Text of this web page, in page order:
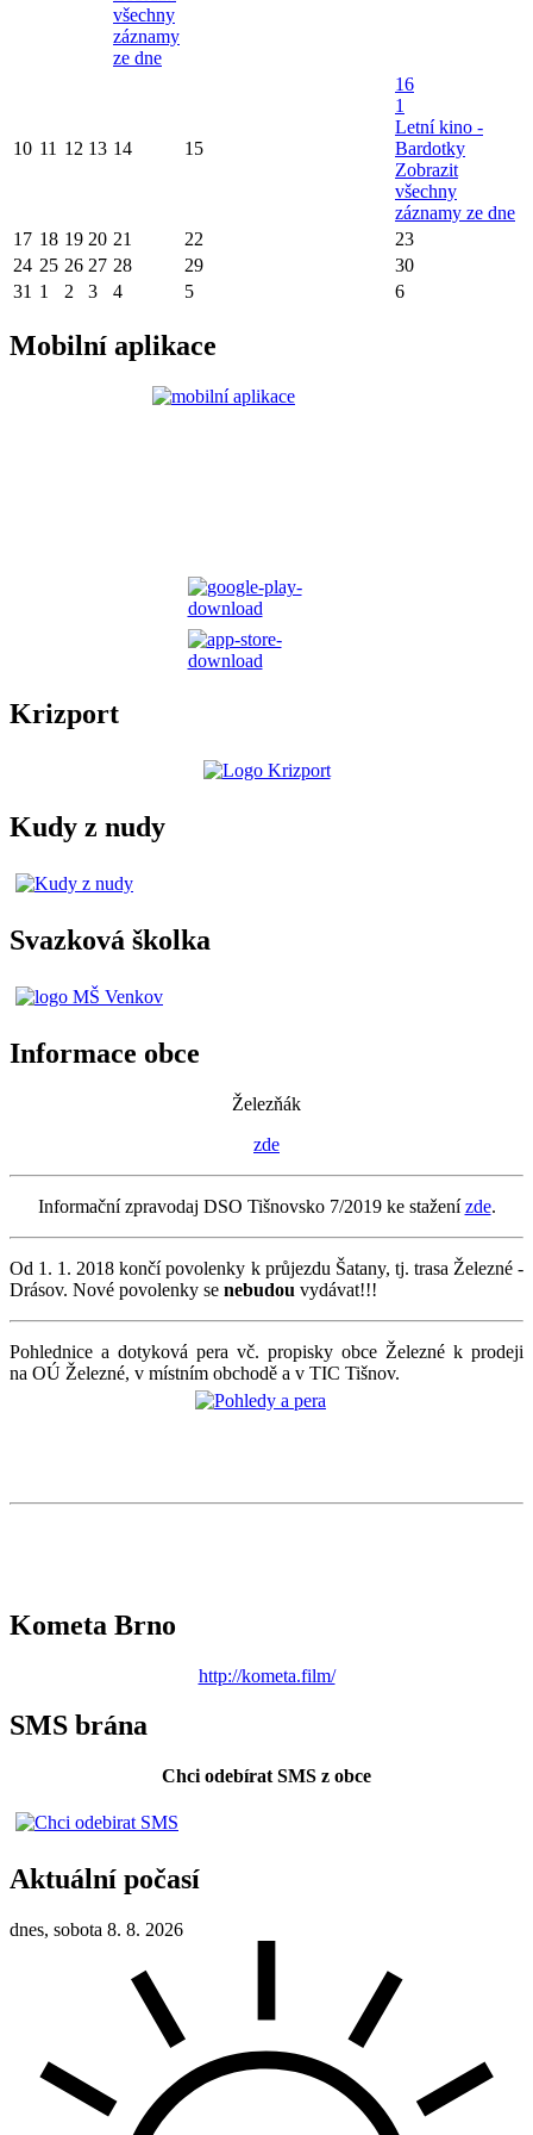
všechny
záznamy
ze dne
10 11 12 13 14 15
16
1
Letní kino -
Bardotky
Zobrazit
všechny
záznamy ze dne
17 18 19 20 21 22
23
24 25 26 27 28 29
30
31 1 2 3 4 5 6
Mobilní aplikace
Krizport
Kudy z nudy
Svazková školka
Informace obce
Železňák
zde
Informační zpravodaj DSO Tišnovsko 7/2019 ke staženízde.
Od 1. 1. 2018 končí povolenky k průjezdu Šatany, tj. trasa Železné -
Drásov. Nové povolenky se nebudou vydávat!!!
Pohlednice a dotyková pera vč. propisky obce Železné k prodeji
na OÚ Železné, v místním obchodě a v TIC Tišnov.
Kometa Brno
http://kometa.film/
SMS brána
Chci odebírat SMS z obce
Aktuální počasí
dnes, sobota 8. 8. 2026